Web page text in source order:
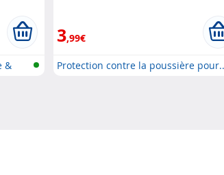
&
3,99€
Protection contre la poussière pour..